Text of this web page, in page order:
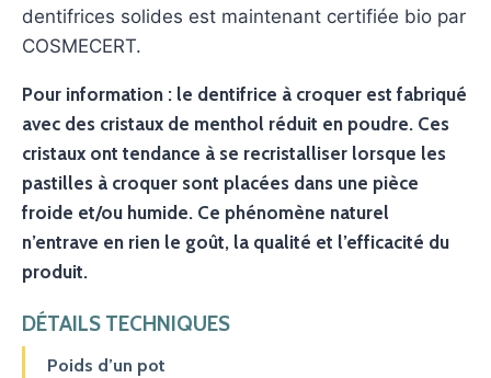
dentifrices solides est maintenant certifiée bio par
COSMECERT.
Pour information : le dentifrice à croquer est fabriqué
avec des cristaux de menthol réduit en poudre. Ces
cristaux ont tendance à se recristalliser lorsque les
pastilles à croquer sont placées dans une pièce
froide et/ou humide. Ce phénomène naturel
n’entrave en rien le goût, la qualité et l’efficacité du
produit.
DÉTAILS TECHNIQUES
Poids d’un pot